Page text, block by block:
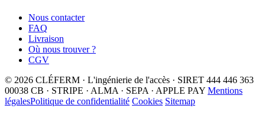
Nous contacter
FAQ
Livraison
Où nous trouver ?
CGV
© 2026 CLÉFERM · L'ingénierie de l'accès · SIRET 444 446 363
00038 CB · STRIPE · ALMA · SEPA · APPLE PAY Mentions
légalesPolitique de confidentialité Cookies Sitemap